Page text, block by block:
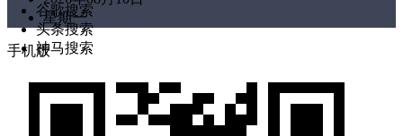
星期一
谷歌搜索
头条搜索
神马搜索
手机版